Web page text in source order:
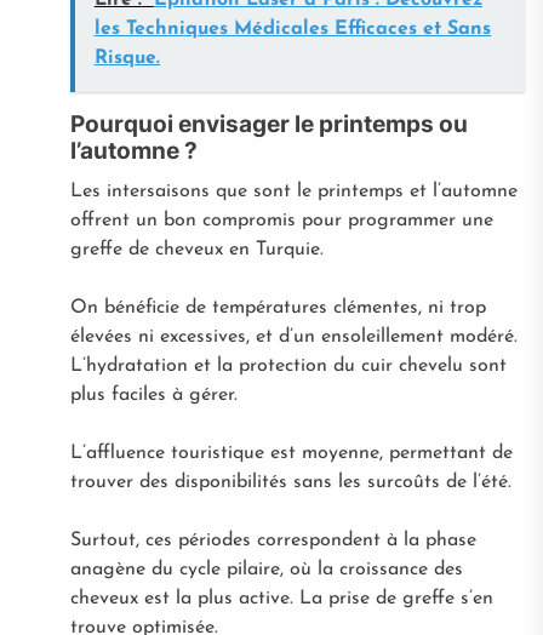
les Techniques Médicales Efficaces et Sans
Risque.
Pourquoi envisager le printemps ou
l’automne ?
Les intersaisons que sont le printemps et l’automne
offrent un bon compromis pour programmer une
greffe de cheveux en Turquie.
On bénéficie de températures clémentes, ni trop
élevées ni excessives, et d’un ensoleillement modéré.
L’hydratation et la protection du cuir chevelu sont
plus faciles à gérer.
L’affluence touristique est moyenne, permettant de
trouver des disponibilités sans les surcoûts de l’été.
Surtout, ces périodes correspondent à la phase
anagène du cycle pilaire, où la croissance des
cheveux est la plus active. La prise de greffe s’en
trouve optimisée.